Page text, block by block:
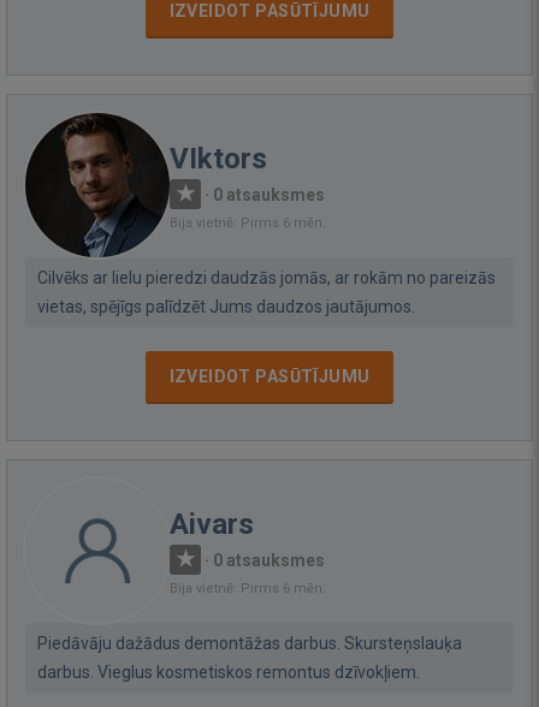
IZVEIDOT PASŪTĪJUMU
VIktors
· 0 atsauksmes
Bija vietnē: Pirms 6 mēn.
Cilvēks ar lielu pieredzi daudzās jomās, ar rokām no pareizās
vietas, spējīgs palīdzēt Jums daudzos jautājumos.
IZVEIDOT PASŪTĪJUMU
Aivars
· 0 atsauksmes
Bija vietnē: Pirms 6 mēn.
Piedāvāju dažādus demontāžas darbus. Skursteņslauķa
darbus. Vieglus kosmetiskos remontus dzīvokļiem.